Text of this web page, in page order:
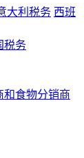
大利税务 西班
税务
和食物分销商